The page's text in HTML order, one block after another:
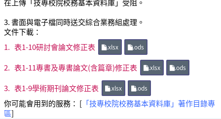
在上傳「技專校院校務基本資料庫」受阻。
3. 書面與電子檔同時送交綜合業務組處理。
文件下載：
1. 表1-10研討會論文修正表 .xlsx .ods
2. 表1-11專書及專書論文(含篇章)修正表 .xlsx .ods
3. 表1-9學術期刊論文修正表 .xlsx .ods
你可能會用到的服務： [「技專校院校務基本資料庫」著作目錄專
區]